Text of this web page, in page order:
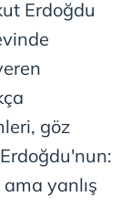
uyarınca
ve sitemizde
ilgili bilgi
Erdoğdu
göz
yanlış